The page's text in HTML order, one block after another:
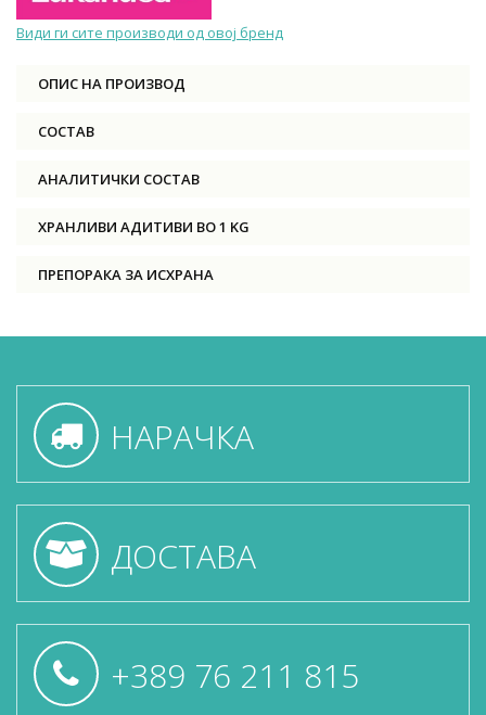
Види ги сите производи од овој бренд
ОПИС НА ПРОИЗВОД
СОСТАВ
АНАЛИТИЧКИ СОСТАВ
ХРАНЛИВИ АДИТИВИ ВО 1 KG
ПРЕПОРАКА ЗА ИСХРАНА
НАРАЧКА
ДОСТАВА
+389 76 211 815